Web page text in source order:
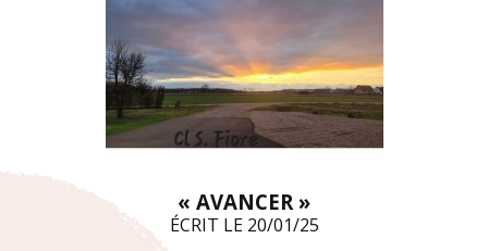
« AVANCER »
ÉCRIT LE 20/01/25